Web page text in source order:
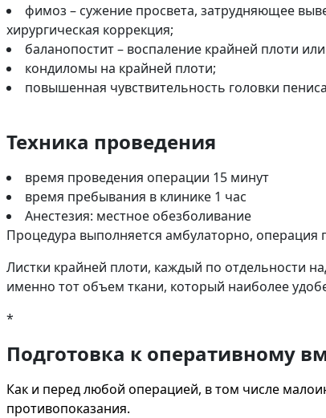
фимоз – сужение просвета, затрудняющее
хирургическая коррекция;
баланопостит – воспаление крайней плоти
кондиломы на крайней плоти;
повышенная чувствительность головки
Техника проведения
время проведения операции 15 минут
время пребывания в клинике 1 час
Анестезия: местное обезболивание
Процедура выполняется амбулаторно,
Листки крайней плоти, каждый по отдельности
именно тот объем ткани, который наиболее
*
Подготовка к оперативному
Как и перед любой операцией, в том числе
противопоказания.